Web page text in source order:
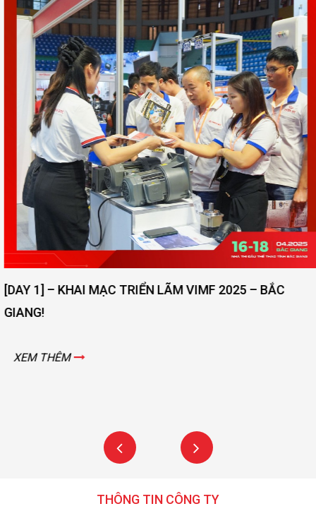
[DAY 1] – KHAI MẠC TRIỂN LÃM VIMF 2025 – BẮC
GIANG!
XEM THÊM
THÔNG TIN CÔNG TY